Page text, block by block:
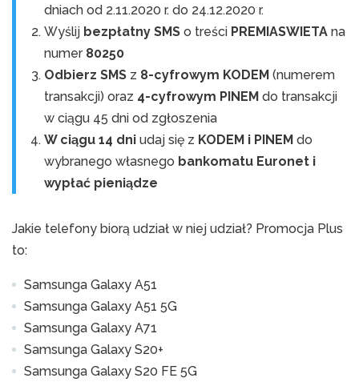
dniach od 2.11.2020 r. do 24.12.2020 r.
Wyślij bezpłatny SMS o treści PREMIASWIETA na
numer 80250
Odbierz SMS z 8-cyfrowym KODEM (numerem
transakcji) oraz 4-cyfrowym PINEM do transakcji
w ciągu 45 dni od zgłoszenia
W ciągu 14 dni udaj się z KODEM i PINEM do
wybranego własnego bankomatu Euronet i
wypłać pieniądze
Jakie telefony biorą udział w niej udział? Promocja Plus
to:
Samsunga Galaxy A51
Samsunga Galaxy A51 5G
Samsunga Galaxy A71
Samsunga Galaxy S20+
Samsunga Galaxy S20 FE 5G